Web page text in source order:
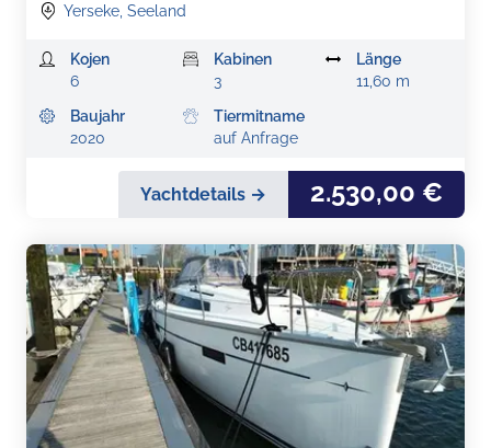
Yerseke, Seeland
Kojen
6
Kabinen
3
Länge
11,60 m
Baujahr
2020
Tiermitname
auf Anfrage
Yachtdetails → 2.530,00 €